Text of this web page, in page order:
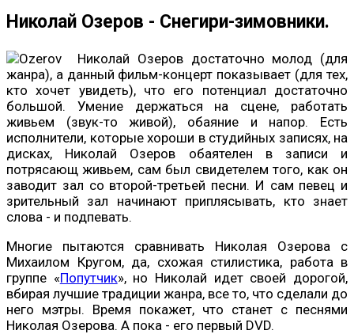
Николай Озеров - Снегири-зимовники.
Николай Озеров достаточно молод (для
жанра), а данный фильм-концерт показывает (для тех,
кто хочет увидеть), что его потенциал достаточно
большой. Умение держаться на сцене, работать
живьем (звук-то живой), обаяние и напор. Есть
исполнители, которые хороши в студийных записях, на
дисках, Николай Озеров обаятелен в записи и
потрясающ живьем, сам был свидетелем того, как он
заводит зал со второй-третьей песни. И сам певец и
зрительный зал начинают приплясывать, кто знает
слова - и подпевать.
Многие пытаются сравнивать Николая Озерова с
Михаилом Кругом, да, схожая стилистика, работа в
группе «Попутчик», но Николай идет своей дорогой,
вбирая лучшие традиции жанра, все то, что сделали до
него мэтры. Время покажет, что станет с песнями
Николая Озерова. А пока - его первый DVD.